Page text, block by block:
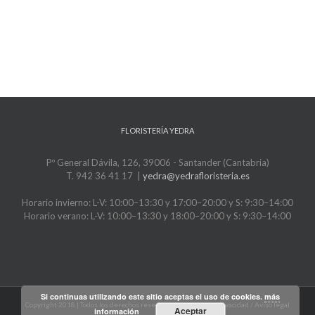
FLORISTERÍA YEDRA
Pº General Dávila, 126, 39006 - Santander (Cantabria)
T. 942 36 41 17 | yedra@yedrafloristeria.es
Horario invierno: L-V: 10:00–13:30 y 17:00–20:00 y S: 9:30–14:00
Horario verano: L-V: 10:00–13:30 y 18:00–20:00 y S: 9:30–14:00
Copyright 2018 | Todos los derechos reservados |Política de privacidad / Aviso legal
Si continuas utilizando este sitio aceptas el uso de cookies. más
información
Aceptar